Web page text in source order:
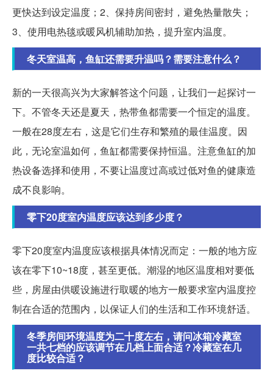
更快达到设定温度；2、保持房间密封，避免热量散失；
3、使用电热毯或暖风机辅助加热，提升室内温度。
冬天室温高，鱼缸还需要升温吗？需要注意什么？
新的一天很高兴为大家解答这个问题，让我们一起探讨一
下。不管冬天还是夏天，热带鱼都需要一个恒定的温度。
一般在28度左右，这是它们生存和繁殖的最佳温度。因
此，无论室温如何，鱼缸都需要保持恒温。注意鱼缸的加
热设备选择和使用，不要让温度过高或过低对鱼的健康造
成不良影响。
零下20度室内温度应该达到多少度？
零下20度室内温度应该根据具体情况而定：一般的地方应
该在零下10~18度，甚至更低。潮湿的地区温度相对要低
些，房屋由供暖设施进行取暖的地方一般要求室内温度控
制在合适的范围内，以保证人们的生活和工作环境舒适。
冬季房间环境温度为二十度左右，请问冰箱冷藏室
一共七档的应该调节在几档上面合适？冷藏室在几
度比较合适？